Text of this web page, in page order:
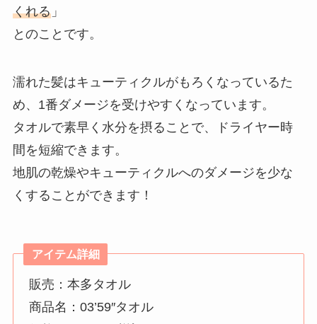
くれる」
とのことです。
濡れた髪はキューティクルがもろくなっているた
め、1番ダメージを受けやすくなっています。
タオルで素早く水分を摂ることで、ドライヤー時
間を短縮できます。
地肌の乾燥やキューティクルへのダメージを少な
くすることができます！
アイテム詳細
販売：本多タオル
商品名：03’59″タオル